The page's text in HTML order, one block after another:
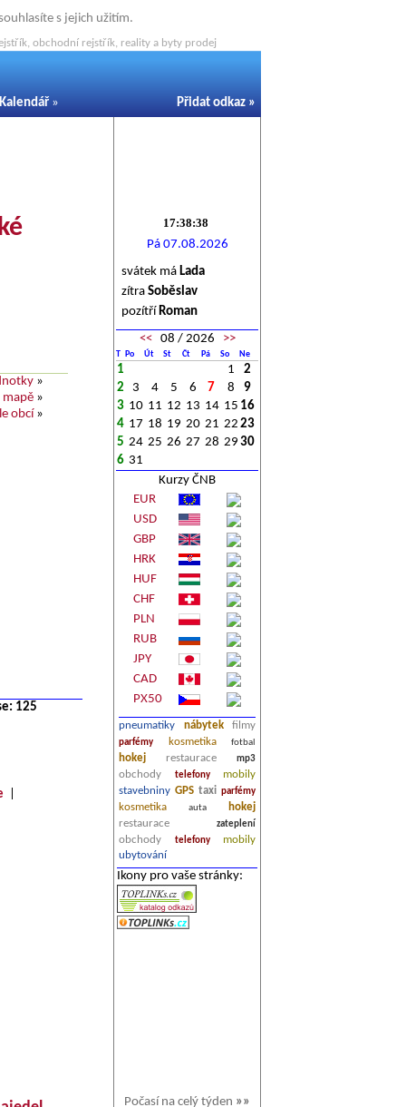
s jejich užitím.
obchodní rejstřík, reality a byty prodej
Kalendář » Přidat odkaz »
»
mapě»
obcí»
125
Pá 07.08.2026
svátek má Lada
zítra Soběslav
pozítří Roman
<<08 / 2026 >>
T Po Út St Čt Pá So Ne
1 1
2
2
3 4 5 6 7 8
9
3 10 11 12 13 14 15 16
4 17 18 19 20 21 22 23
5 24 25 26 27 28 29 30
6 31
Kurzy ČNB
EUR
USD
GBP
HRK
HUF
CHF
PLN
RUB
JPY
CAD
PX50
pneumatiky nábytek filmy
parfémy kosmetika fotbal
hokej restaurace mp3
obchody telefony
mobily
stavebniny GPS taxi parfémy
kosmetika auta
hokej
restaurace
zateplení
obchody telefony
mobily
ubytování
Ikony pro vaše stránky:
Počasí na celý týden »»